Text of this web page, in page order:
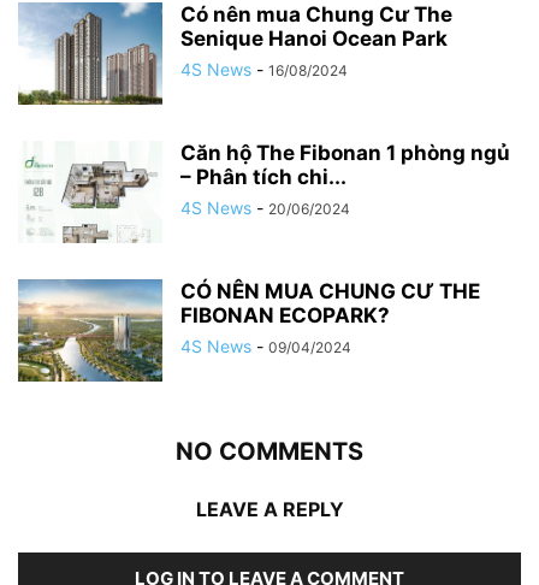
Có nên mua Chung Cư The
Senique Hanoi Ocean Park
4S News - 16/08/2024
Căn hộ The Fibonan 1 phòng ngủ
– Phân tích chi...
4S News - 20/06/2024
CÓ NÊN MUA CHUNG CƯ THE
FIBONAN ECOPARK?
4S News - 09/04/2024
NO COMMENTS
LEAVE A REPLY
LOG IN TO LEAVE A COMMENT